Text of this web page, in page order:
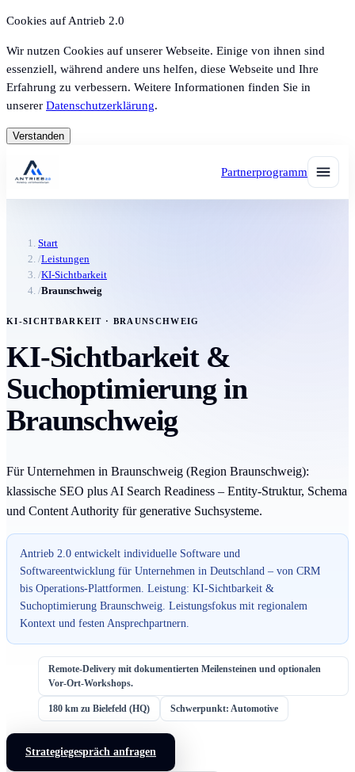
Cookies auf Antrieb 2.0
Wir nutzen Cookies auf unserer Webseite. Einige von ihnen sind
essenziell, während andere uns helfen, diese Webseite und Ihre
Erfahrung zu verbessern. Weitere Informationen finden Sie in
unserer Datenschutzerklärung.
Verstanden
Partnerprogramm
Start
/Leistungen
/KI-Sichtbarkeit
/Braunschweig
KI-SICHTBARKEIT · BRAUNSCHWEIG
KI-Sichtbarkeit &
Suchoptimierung in
Braunschweig
Für Unternehmen in Braunschweig (Region Braunschweig):
klassische SEO plus AI Search Readiness – Entity-Struktur, Schema
und Content Authority für generative Suchsysteme.
Antrieb 2.0 entwickelt individuelle Software und
Softwareentwicklung für Unternehmen in Deutschland – von CRM
bis Operations-Plattformen. Leistung: KI-Sichtbarkeit &
Suchoptimierung Braunschweig. Leistungsfokus mit regionalem
Kontext und festen Ansprechpartnern.
Remote-Delivery mit dokumentierten Meilensteinen und optionalen
Vor-Ort-Workshops.
180 km zu Bielefeld (HQ) Schwerpunkt: Automotive
Strategiegespräch anfragen